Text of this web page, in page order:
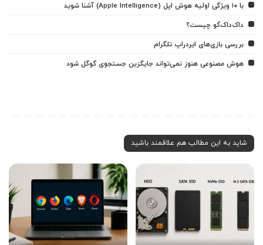
با ۱۰ ویژگی اولیه هوش اپل (Apple Intelligence) آشنا شوید
داک‌داک‌گو چیست؟
بررسی بازی‌های ایردراپ تلگرام
هوش مصنوعی هنوز نمی‌تواند جایگزین جستجوی گوگل شود
شاید به این مطالب هم علاقمند باشید